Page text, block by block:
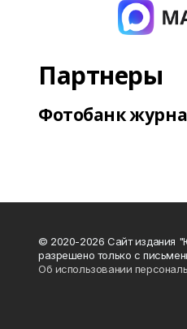
Партнеры
Фотобанк
© 2020-2026 Сайт издания
разрешено только с
Об использовании